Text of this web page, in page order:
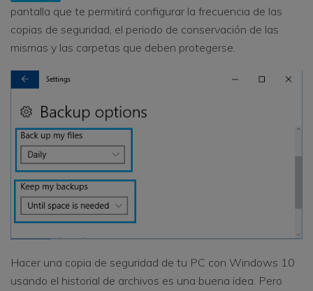
pantalla que te permitirá configurar la frecuencia de las
copias de seguridad, el periodo de conservación de las
mismas y las carpetas que deben protegerse.
Hacer una copia de seguridad de tu PC con Windows 10
usando el historial de archivos es una buena idea. Pero